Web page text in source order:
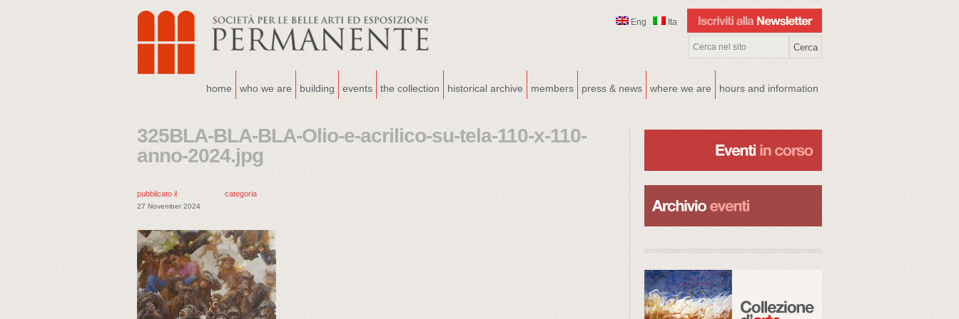
Eng Ita
home who we are building events the collection historical archive members press & news where we are hours and information
325BLA-BLA-BLA-Olio-e-acrilico-su-tela-110-x-110-
anno-2024.jpg
pubblicato il
27 November 2024
categoria